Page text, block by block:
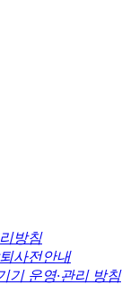
방침
사전안내
기 운영·관리 방침